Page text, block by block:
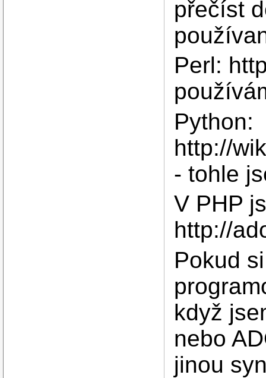
přečíst
Perl:
Python:
http://
- tohle
V PHP
http://
Pokud
když
nebo
jinou